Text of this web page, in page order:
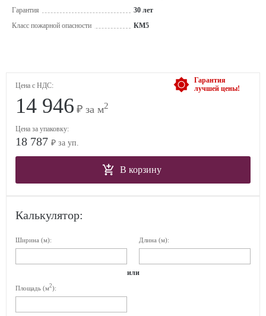
Гарантия
30 лет
Класс пожарной опасности
КМ5
Гарантия
лучшей цены!
Цена с НДС:
14 946 ₽ за м2
Цена за упаковку:
18 787 ₽ за уп.
В корзину
Калькулятор:
Ширина (м): Длина (м):
или
Площадь (м2):